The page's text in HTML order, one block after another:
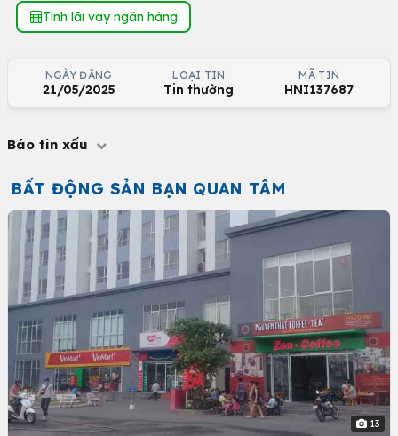
Tính lãi vay ngân hàng
NGÀY ĐĂNG
21/05/2025
LOẠI TIN
Tin thường
MÃ TIN
HNI137687
Báo tin xấu
BẤT ĐỘNG SẢN BẠN QUAN TÂM
13